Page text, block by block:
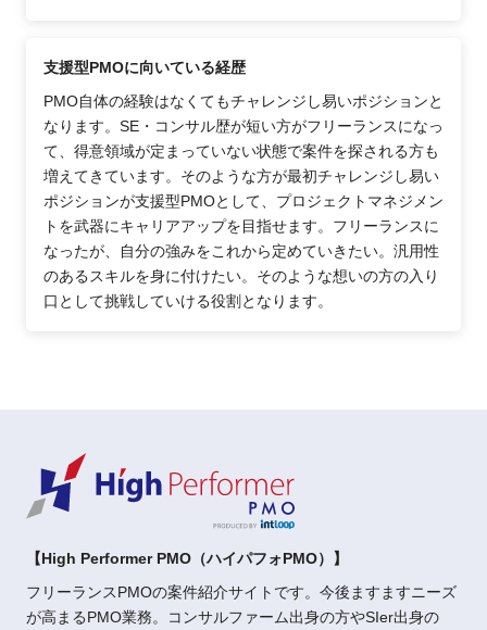
支援型PMOに向いている経歴
PMO自体の経験はなくてもチャレンジし易いポジションと
なります。SE・コンサル歴が短い方がフリーランスになっ
て、得意領域が定まっていない状態で案件を探される方も
増えてきています。そのような方が最初チャレンジし易い
ポジションが支援型PMOとして、プロジェクトマネジメン
トを武器にキャリアアップを目指せます。フリーランスに
なったが、自分の強みをこれから定めていきたい。汎用性
のあるスキルを身に付けたい。そのような想いの方の入り
口として挑戦していける役割となります。
【High Performer PMO（ハイパフォPMO）】
フリーランスPMOの案件紹介サイトです。今後ますますニーズ
が高まるPMO業務。コンサルファーム出身の方やSIer出身の